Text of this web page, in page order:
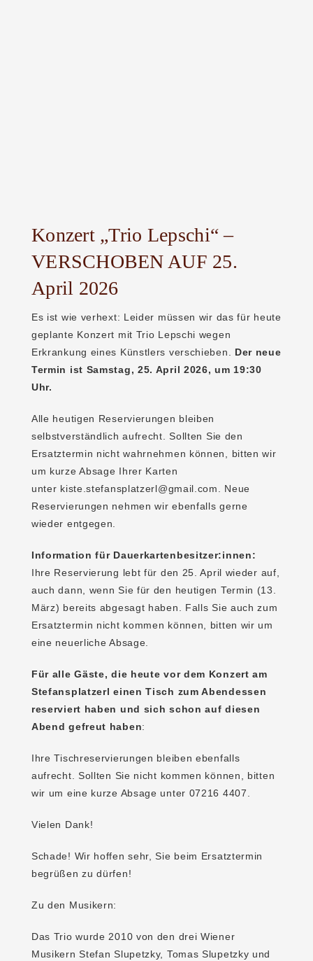
Konzert „Trio Lepschi“ –
VERSCHOBEN AUF 25.
April 2026
Es ist wie verhext: Leider müssen wir das für heute
geplante Konzert mit Trio Lepschi wegen
Erkrankung eines Künstlers verschieben. Der neue
Termin ist Samstag, 25. April 2026, um 19:30
Uhr.
Alle heutigen Reservierungen bleiben
selbstverständlich aufrecht. Sollten Sie den
Ersatztermin nicht wahrnehmen können, bitten wir
um kurze Absage Ihrer Karten
unter kiste.stefansplatzerl@gmail.com. Neue
Reservierungen nehmen wir ebenfalls gerne
wieder entgegen.
Information für Dauerkartenbesitzer:innen:
Ihre Reservierung lebt für den 25. April wieder auf,
auch dann, wenn Sie für den heutigen Termin (13.
März) bereits abgesagt haben. Falls Sie auch zum
Ersatztermin nicht kommen können, bitten wir um
eine neuerliche Absage.
Für alle Gäste, die heute vor dem Konzert am
Stefansplatzerl einen Tisch zum Abendessen
reserviert haben und sich schon auf diesen
Abend gefreut haben:
Ihre Tischreservierungen bleiben ebenfalls
aufrecht. Sollten Sie nicht kommen können, bitten
wir um eine kurze Absage unter 07216 4407.
Vielen Dank!
Schade! Wir hoffen sehr, Sie beim Ersatztermin
begrüßen zu dürfen!
Zu den Musikern:
Das Trio wurde 2010 von den drei Wiener
Musikern Stefan Slupetzky, Tomas Slupetzky und